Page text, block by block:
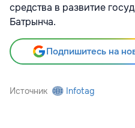
средства в развитие
Батрынча.
Подпишитесь на
Источник Infotag